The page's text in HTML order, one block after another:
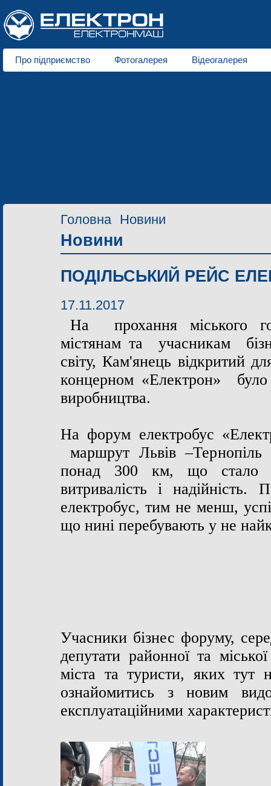
Про підприємство Фотогалерея
Відеогалерея
Головна Новини
Новини
ПОДІЛЬСЬКИЙ РЕЙС
17.11.2017
На прохання міського
містянам та учасникам
світу, Кам'янець відкритий
концерном «Електрон» було
виробництва.
На форум електробус
маршрут Львів
понад 300 км, що стало
витривалість і надійність.
електробус, тим не менш,
що нині перебувають у не
Учасники бізнес форуму,
депутати районної та
міста та туристи, яких тут
ознайомитись з новим
експлуатаційними